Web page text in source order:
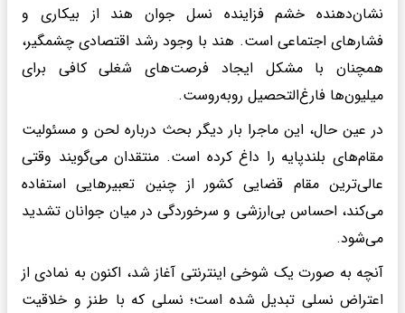
نشان‌دهنده خشم فزاینده نسل جوان هند از بیکاری و
فشارهای اجتماعی است. هند با وجود رشد اقتصادی چشمگیر،
همچنان با مشکل ایجاد فرصت‌های شغلی کافی برای
میلیون‌ها فارغ‌التحصیل روبه‌روست.
در عین حال، این ماجرا بار دیگر بحث درباره لحن و مسئولیت
مقام‌های بلندپایه را داغ کرده است. منتقدان می‌گویند وقتی
عالی‌ترین مقام قضایی کشور از چنین تعبیرهایی استفاده
می‌کند، احساس بی‌ارزشی و سرخوردگی در میان جوانان تشدید
می‌شود.
آنچه به صورت یک شوخی اینترنتی آغاز شد، اکنون به نمادی از
اعتراض نسلی تبدیل شده است؛ نسلی که با طنز و خلاقیت